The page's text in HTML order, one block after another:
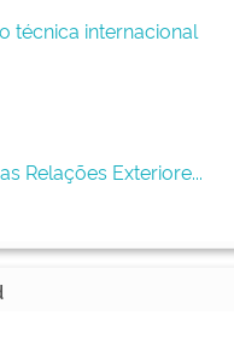
técnica internacional
Relações Exteriore...